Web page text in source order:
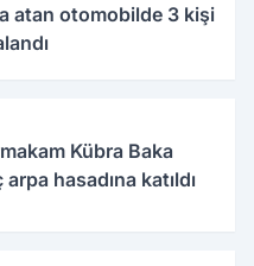
atan otomobilde 3 kişi
Kübra Baka
arpa hasadına katıldı